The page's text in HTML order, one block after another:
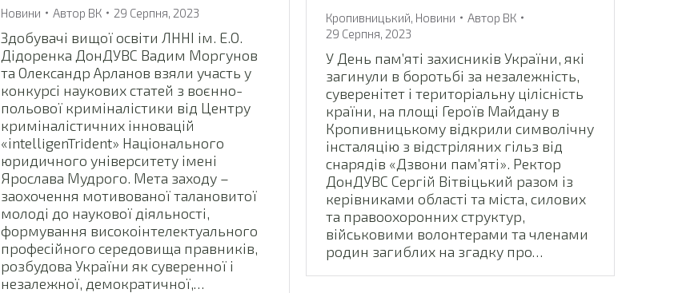
Новини Автор ВК 29 Серпня, 2023
Здобувачі вищої освіти ЛННІ ім. Е.О.
Дідоренка ДонДУВС Вадим Моргунов
та Олександр Арланов взяли участь у
конкурсі наукових статей з воєнно-
польової криміналістики від Центру
криміналістичних інновацій
«іntelligenTrident» Національного
юридичного університету імені
Ярослава Мудрого. Мета заходу –
заохочення мотивованої талановитої
молоді до наукової діяльності,
формування високоінтелектуального
професійного середовища правників,
розбудова України як суверенної і
незалежної, демократичної,…
Кропивницький, Новини Автор ВК
29 Серпня, 2023
У День пам’яті захисників України, які
загинули в боротьбі за незалежність,
суверенітет і територіальну цілісність
країни, на площі Героїв Майдану в
Кропивницькому відкрили символічну
інсталяцію з відстріляних гільз від
снарядів «Дзвони пам’яті». Ректор
ДонДУВС Сергій Вітвіцький разом із
керівниками області та міста, силових
та правоохоронних структур,
військовими волонтерами та членами
родин загиблих на згадку про…